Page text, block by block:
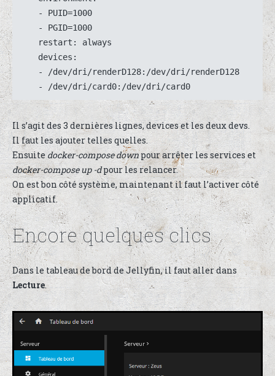
    - /dev/dri/card0:/dev/dri/card0
Il s’agit des 3 dernières lignes, devices et les deux devs.
Il faut les ajouter telles quelles.
Ensuitedocker-compose downpour arrêter les services et
docker-compose up -dpour les relancer.
On est bon côté système, maintenant il faut l’activer côté
applicatif.
Encore quelques clics
Dans le tableau de bord de Jellyfin, il faut aller dans
Lecture.